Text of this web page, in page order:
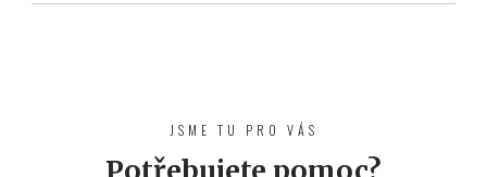
JSME TU PRO VÁS